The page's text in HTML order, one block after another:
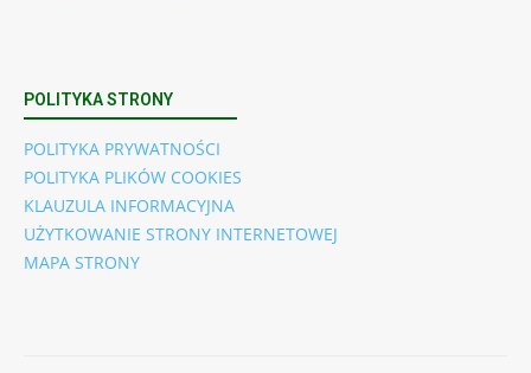
POLITYKA STRONY
POLITYKA PRYWATNOŚCI
POLITYKA PLIKÓW COOKIES
KLAUZULA INFORMACYJNA
UŻYTKOWANIE STRONY INTERNETOWEJ
MAPA STRONY